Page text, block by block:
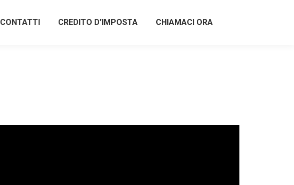
CONTATTI CREDITO D’IMPOSTA CHIAMACI ORA